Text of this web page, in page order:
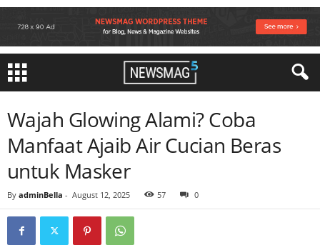
Wajah Glowing Alami? Coba
Manfaat Ajaib Air Cucian Beras
untuk Masker
By adminBella - August 12, 2025 57 0